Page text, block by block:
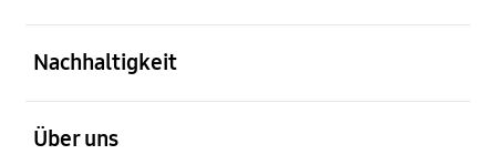
Nachhaltigkeit
Über uns